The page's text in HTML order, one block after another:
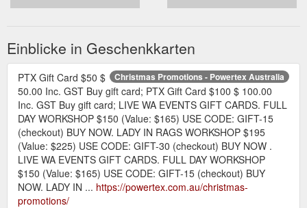
Einblicke in Geschenkkarten
Christmas Promotions - Powertex Australia
PTX Gift Card $50 $
50.00 Inc. GST Buy gift card; PTX Gift Card $100 $ 100.00
Inc. GST Buy gift card; LIVE WA EVENTS GIFT CARDS. FULL
DAY WORKSHOP $150 (Value: $165) USE CODE: GIFT-15
(checkout) BUY NOW. LADY IN RAGS WORKSHOP $195
(Value: $225) USE CODE: GIFT-30 (checkout) BUY NOW .
LIVE WA EVENTS GIFT CARDS. FULL DAY WORKSHOP
$150 (Value: $165) USE CODE: GIFT-15 (checkout) BUY
NOW. LADY IN ... https://powertex.com.au/christmas-
promotions/